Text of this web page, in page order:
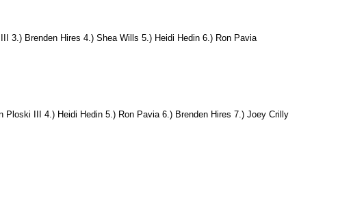
3.) Brenden Hires 4.) Shea Wills 5.) Heidi Hedin 6.) Ron Pavia
Ploski III 4.) Heidi Hedin 5.) Ron Pavia 6.) Brenden Hires 7.) Joey Crilly